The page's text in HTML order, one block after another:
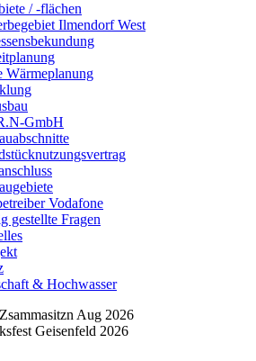
/ -flächen
Ilmendorf West
Wärmeplanung
GmbH
Vodafone
gestellte Fragen
& Hochwasser